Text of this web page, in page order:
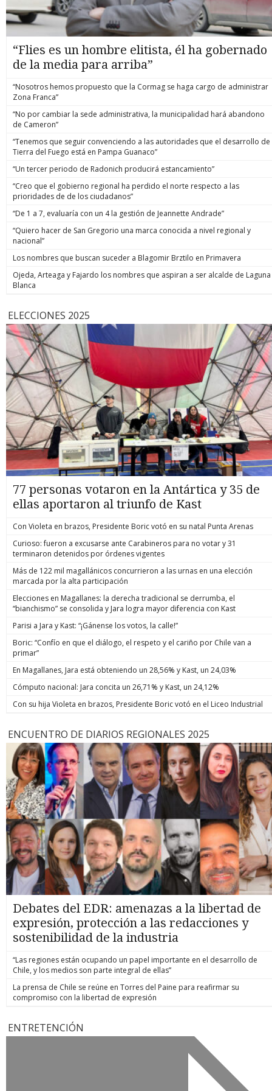
“Flies es un hombre elitista, él ha gobernado
de la media para arriba”
“Nosotros hemos propuesto que la Cormag se haga cargo de administrar
Zona Franca”
“No por cambiar la sede administrativa, la municipalidad hará abandono
de Cameron”
“Tenemos que seguir convenciendo a las autoridades que el desarrollo de
Tierra del Fuego está en Pampa Guanaco”
“Un tercer periodo de Radonich producirá estancamiento”
“Creo que el gobierno regional ha perdido el norte respecto a las
prioridades de de los ciudadanos”
“De 1 a 7, evaluaría con un 4 la gestión de Jeannette Andrade”
“Quiero hacer de San Gregorio una marca conocida a nivel regional y
nacional”
Los nombres que buscan suceder a Blagomir Brztilo en Primavera
Ojeda, Arteaga y Fajardo los nombres que aspiran a ser alcalde de Laguna
Blanca
ELECCIONES 2025
77 personas votaron en la Antártica y 35 de
ellas aportaron al triunfo de Kast
Con Violeta en brazos, Presidente Boric votó en su natal Punta Arenas
Curioso: fueron a excusarse ante Carabineros para no votar y 31
terminaron detenidos por órdenes vigentes
Más de 122 mil magallánicos concurrieron a las urnas en una elección
marcada por la alta participación
Elecciones en Magallanes: la derecha tradicional se derrumba, el
“bianchismo” se consolida y Jara logra mayor diferencia con Kast
Parisi a Jara y Kast: “¡Gánense los votos, la calle!”
Boric: “Confío en que el diálogo, el respeto y el cariño por Chile van a
primar”
En Magallanes, Jara está obteniendo un 28,56% y Kast, un 24,03%
Cómputo nacional: Jara concita un 26,71% y Kast, un 24,12%
Con su hija Violeta en brazos, Presidente Boric votó en el Liceo Industrial
ENCUENTRO DE DIARIOS REGIONALES 2025
Debates del EDR: amenazas a la libertad de
expresión, protección a las redacciones y
sostenibilidad de la industria
“Las regiones están ocupando un papel importante en el desarrollo de
Chile, y los medios son parte integral de ellas”
La prensa de Chile se reúne en Torres del Paine para reafirmar su
compromiso con la libertad de expresión
ENTRETENCIÓN